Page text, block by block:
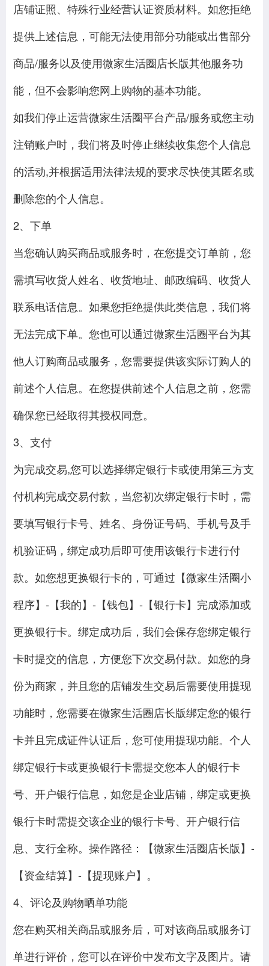
店铺证照、特殊行业经营认证资质材料。如您拒绝
提供上述信息，可能无法使用部分功能或出售部分
商品/服务以及使用微家生活圈店长版其他服务功
能，但不会影响您网上购物的基本功能。
如我们停止运营微家生活圈平台产品/服务或您主动
注销账户时，我们将及时停止继续收集您个人信息
的活动,并根据适用法律法规的要求尽快使其匿名或
删除您的个人信息。
2、下单
当您确认购买商品或服务时，在您提交订单前，您
需填写收货人姓名、收货地址、邮政编码、收货人
联系电话信息。如果您拒绝提供此类信息，我们将
无法完成下单。您也可以通过微家生活圈平台为其
他人订购商品或服务，您需要提供该实际订购人的
前述个人信息。在您提供前述个人信息之前，您需
确保您已经取得其授权同意。
3、支付
为完成交易,您可以选择绑定银行卡或使用第三方支
付机构完成交易付款，当您初次绑定银行卡时，需
要填写银行卡号、姓名、身份证号码、手机号及手
机验证码，绑定成功后即可使用该银行卡进行付
款。如您想更换银行卡的，可通过【微家生活圈小
程序】-【我的】-【钱包】-【银行卡】完成添加或
更换银行卡。绑定成功后，我们会保存您绑定银行
卡时提交的信息，方便您下次交易付款。如您的身
份为商家，并且您的店铺发生交易后需要使用提现
功能时，您需要在微家生活圈店长版绑定您的银行
卡并且完成证件认证后，您可使用提现功能。个人
绑定银行卡或更换银行卡需提交您本人的银行卡
号、开户银行信息，如您是企业店铺，绑定或更换
银行卡时需提交该企业的银行卡号、开户银行信
息、支行全称。操作路径：【微家生活圈店长版】-
【资金结算】-【提现账户】。
4、评论及购物晒单功能
您在购买相关商品或服务后，可对该商品或服务订
单进行评价，您可以在评价中发布文字及图片。请